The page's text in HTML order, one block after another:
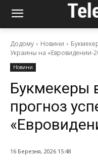
Додому Новини
Украины на «Евровидении-
Новини
Букмекеры
прогноз
16 Березня, 2026 15:48